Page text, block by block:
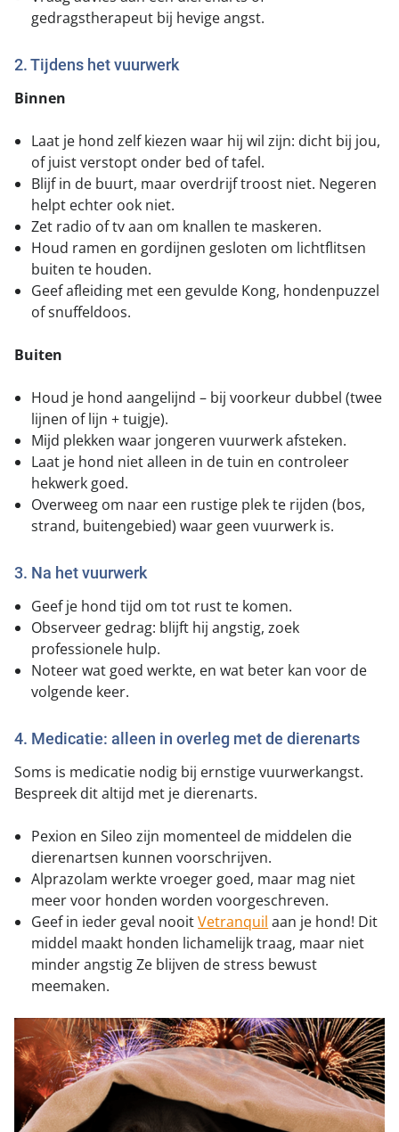
gedragstherapeut bij hevige angst.
2. Tijdens het vuurwerk
Binnen
Laat je hond zelf kiezen waar hij wil zijn: dicht bij jou,
of juist verstopt onder bed of tafel.
Blijf in de buurt, maar overdrijf troost niet. Negeren
helpt echter ook niet.
Zet radio of tv aan om knallen te maskeren.
Houd ramen en gordijnen gesloten om lichtflitsen
buiten te houden.
Geef afleiding met een gevulde Kong, hondenpuzzel
of snuffeldoos.
Buiten
Houd je hond aangelijnd – bij voorkeur dubbel (twee
lijnen of lijn + tuigje).
Mijd plekken waar jongeren vuurwerk afsteken.
Laat je hond niet alleen in de tuin en controleer
hekwerk goed.
Overweeg om naar een rustige plek te rijden (bos,
strand, buitengebied) waar geen vuurwerk is.
3. Na het vuurwerk
Geef je hond tijd om tot rust te komen.
Observeer gedrag: blijft hij angstig, zoek
professionele hulp.
Noteer wat goed werkte, en wat beter kan voor de
volgende keer.
4. Medicatie: alleen in overleg met de dierenarts
Soms is medicatie nodig bij ernstige vuurwerkangst.
Bespreek dit altijd met je dierenarts.
Pexion en Sileo zijn momenteel de middelen die
dierenartsen kunnen voorschrijven.
Alprazolam werkte vroeger goed, maar mag niet
meer voor honden worden voorgeschreven.
Geef in ieder geval nooitVetranquil aan je hond! Dit
middel maakt honden lichamelijk traag, maar niet
minder angstig Ze blijven de stress bewust
meemaken.